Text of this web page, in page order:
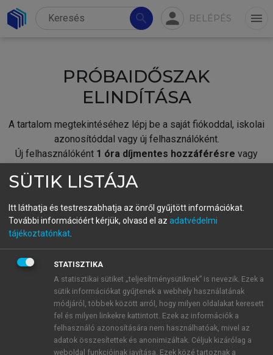
search person BELÉPÉS menu
PRÓBAIDŐSZAK
ELINDÍTÁSA
A tartalom megtekintéséhez lépj be a saját fiókoddal, iskolai
azonosítóddal vagy új felhasználóként.
Új felhasználóként 1 óra díjmentes hozzáférésre vagy
fiókoddal,vagy hozz létre új fiókot.
A regisztráció után apróbaidőszakautomatikusan
BELÉPÉS SAJÁT FIÓKKAL
ÚJ FIÓK LÉTREHOZÁSA
1 óra díjmentes hozzáférés
E-MAIL-CÍM
SÜTIK LISTÁJA
Itt láthatja és testreszabhatja az önről gyűjtött információkat.
További információért kérjük, olvasd el az adatvédelmi
tájékoztatónkat
STATISZTIKA
A statisztikai sütiket „teljesítménysütiknek” is nevezik. Ezek a
sütik információkat gyűjtenek a webhely használatának
módjáról, többek között arról, hogy milyen oldalakat keresett
fel és milyen linkekre kattintott. Ezek az információk a
felhasználó azonosítására nem használhatóak, mivel az
adatok összesítettek és anonimizáltak. Céljuk kizárólag a
weboldal funkcióinak javítása. Ezek közé tartoznak a